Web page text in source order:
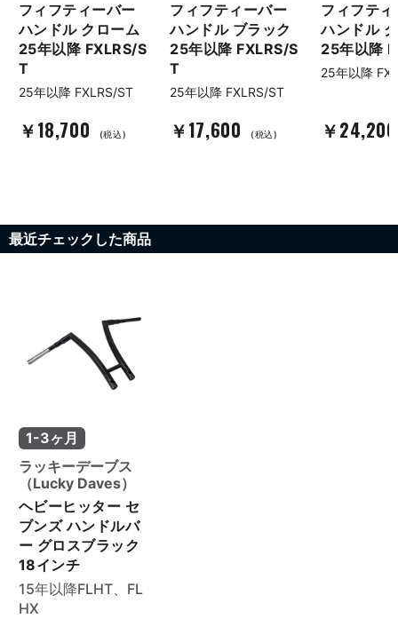
フィフティーバー
ハンドル クローム
25年以降 FXLRS/S
T
25年以降 FXLRS/ST
￥18,700 (税込)
フィフティーバー
ハンドル ブラック
25年以降 FXLRS/S
T
25年以降 FXLRS/ST
￥17,600 (税込)
フィフテ
ハンドル
25年以降
25年以降
￥
最近チェックした商品
1-3ヶ月
ラッキーデーブス
（Lucky Daves）
ヘビーヒッター セ
ブンズ ハンドルバ
ー グロスブラック
18インチ
15年以降FLHT、FL
HX